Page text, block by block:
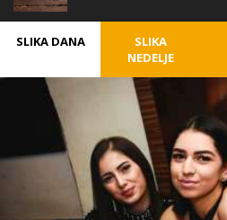
SLIKA DANA
SLIKA
NEDELJE